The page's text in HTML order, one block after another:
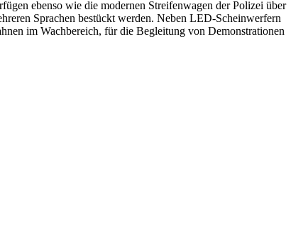
ebenso wie die modernen Streifenwagen der Polizei über
Sprachen bestückt werden. Neben LED-Scheinwerfern
im Wachbereich, für die Begleitung von Demonstrationen